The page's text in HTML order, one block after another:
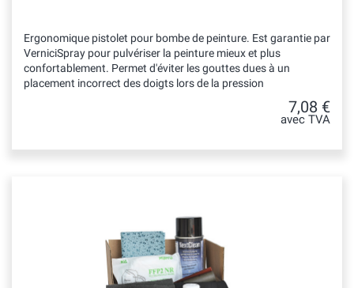
Ergonomique pistolet pour bombe de peinture. Est garantie par
VerniciSpray pour pulvériser la peinture mieux et plus
confortablement. Permet d'éviter les gouttes dues à un
placement incorrect des doigts lors de la pression
7,08 €
avec TVA